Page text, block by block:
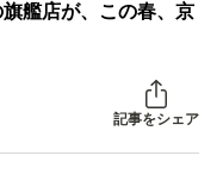
艦店が、この春、京
記事をシェア